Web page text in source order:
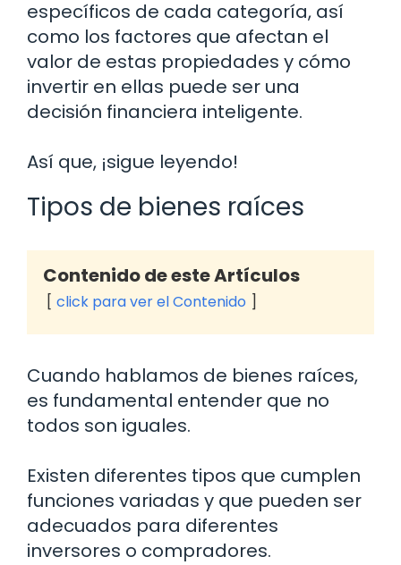
específicos de cada categoría, así
como los factores que afectan el
valor de estas propiedades y cómo
invertir en ellas puede ser una
decisión financiera inteligente.
Así que, ¡sigue leyendo!
Tipos de bienes raíces
Contenido de este Artículos
click para ver el Contenido
Cuando hablamos de bienes raíces,
es fundamental entender que no
todos son iguales.
Existen diferentes tipos que cumplen
funciones variadas y que pueden ser
adecuados para diferentes
inversores o compradores.